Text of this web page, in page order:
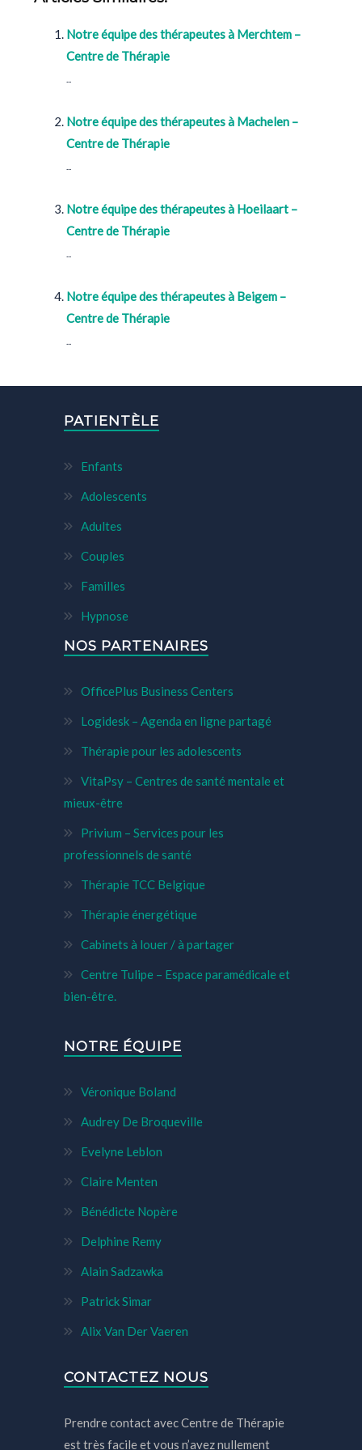
Notre équipe des thérapeutes à Merchtem –
Centre de Thérapie
Notre équipe des thérapeutes à Machelen –
Centre de Thérapie
Notre équipe des thérapeutes à Hoeilaart –
Centre de Thérapie
Notre équipe des thérapeutes à Beigem –
Centre de Thérapie
PATIENTÈLE
Enfants
Adolescents
Adultes
Couples
Familles
Hypnose
NOS PARTENAIRES
OfficePlus Business Centers
Logidesk – Agenda en ligne partagé
Thérapie pour les adolescents
VitaPsy – Centres de santé mentale et
mieux-être
Privium – Services pour les
professionnels de santé
Thérapie TCC Belgique
Thérapie énergétique
Cabinets à louer / à partager
Centre Tulipe – Espace paramédicale et
bien-être.
NOTRE ÉQUIPE
Véronique Boland
Audrey De Broqueville
Evelyne Leblon
Claire Menten
Bénédicte Nopère
Delphine Remy
Alain Sadzawka
Patrick Simar
Alix Van Der Vaeren
CONTACTEZ NOUS
Prendre contact avec Centre de Thérapie
est très facile et vous n’avez nullement